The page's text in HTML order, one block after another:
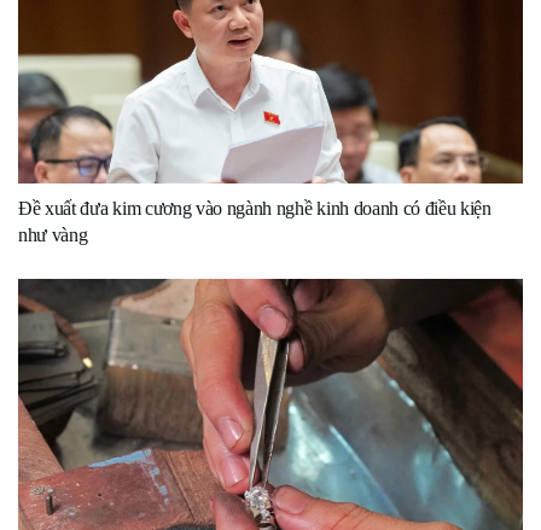
Đề xuất đưa kim cương vào ngành nghề kinh doanh có điều kiện
như vàng